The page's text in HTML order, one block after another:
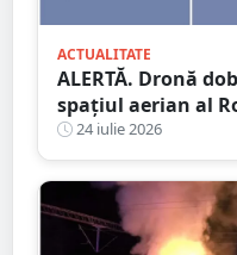
ACTUALITATE
ALERTĂ. Dronă
spațiul aerian al
județului Buzău
24 iulie 2026